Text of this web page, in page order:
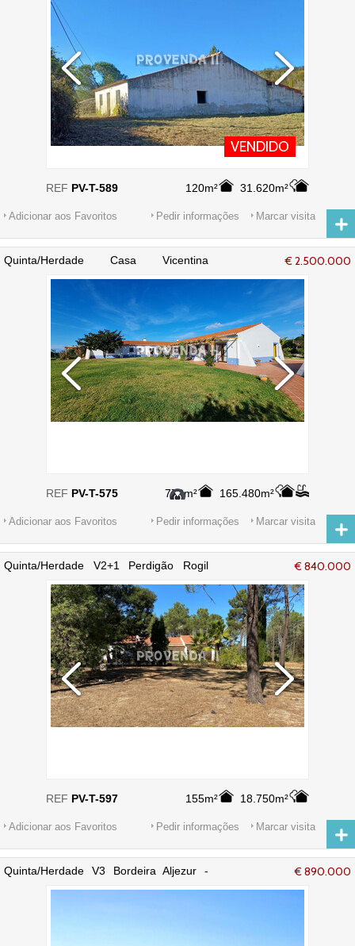
VENDIDO
120m² 31.620m²
REF PV-T-589
Adicionar aos Favoritos Marcar visita
Pedir informações
€ 2.500.000
Quinta/Herdade Casa Vicentina
778m² 165.480m²
REF PV-T-575
Adicionar aos Favoritos Marcar visita
Pedir informações
€ 840.000
Quinta/Herdade V2+1 Perdigão Rogil
terraços, equipada, furo, electricidade,
155m² 18.750m²
REF PV-T-597
Adicionar aos Favoritos Marcar visita
Pedir informações
€ 890.000
Quinta/Herdade V3 Bordeira Aljezur -